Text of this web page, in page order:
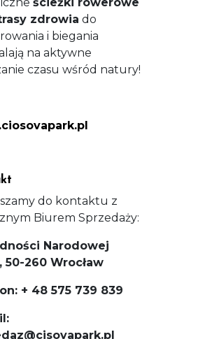
zdrowia do
i biegania
na aktywne
czasu wśród natury!
do kontaktu z
Biurem Sprzedaży:
Narodowej
50-260 Wrocław
+ 48 575 739 839